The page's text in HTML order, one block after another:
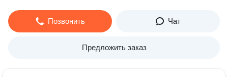
Позвонить Чат
Предложить заказ